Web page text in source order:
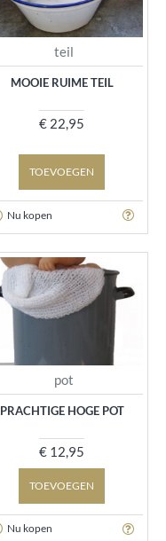
teil
MOOIE RUIME TEIL
€ 22,95
TOEVOEGEN
Nu kopen
pot
PRACHTIGE HOGE POT
€ 12,95
TOEVOEGEN
Nu kopen